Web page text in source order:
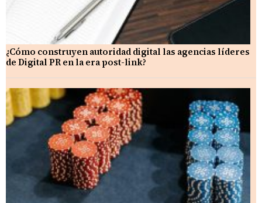
¿Cómo construyen autoridad digital las agencias líderes
de Digital PR en la era post-link?